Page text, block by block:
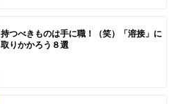
持つべきものは手に職！（笑）「溶接」に
取りかかろう８選